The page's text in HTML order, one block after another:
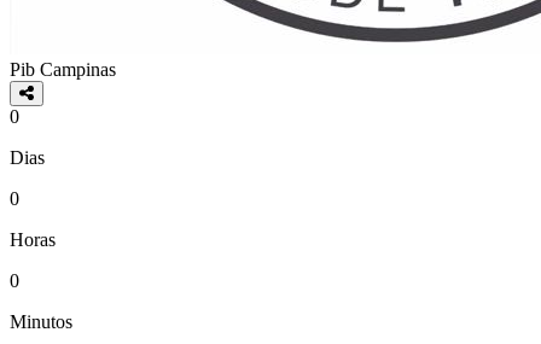
Pib Campinas
0
Dias
0
Horas
0
Minutos